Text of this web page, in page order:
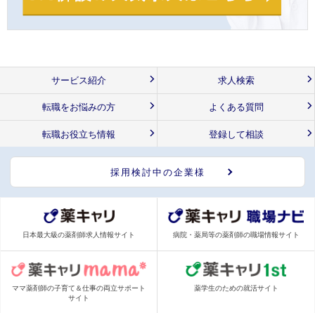
サービス紹介 求人検索
転職をお悩みの方 よくある質問
転職お役立ち情報 登録して相談
採用検討中の企業様
日本最大級の薬剤師求人情報サイト 病院・薬局等の薬剤師の職場情報サイト
ママ薬剤師の子育て＆仕事の両立サポート
サイト
薬学生のための就活サイト